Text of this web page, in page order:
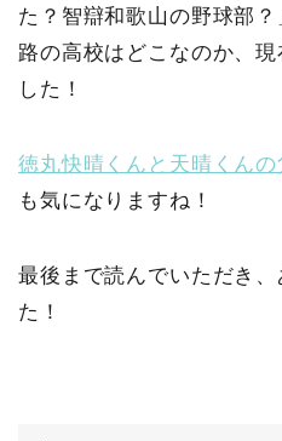
た？智辯和歌山の野球部
路の高校はどこなのか、
した！
徳丸快晴くんと天晴くん
も気になりますね！
最後まで読んでいただき
た！